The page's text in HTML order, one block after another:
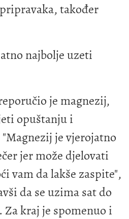
također
najbolje uzeti
je magnezij,
opuštanju i
je vjerojatno
jer može djelovati
vam da lakše zaspite",
da se uzima sat do
Za kraj je spomenuo i